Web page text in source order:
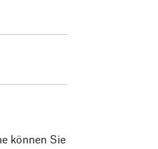
können Sie